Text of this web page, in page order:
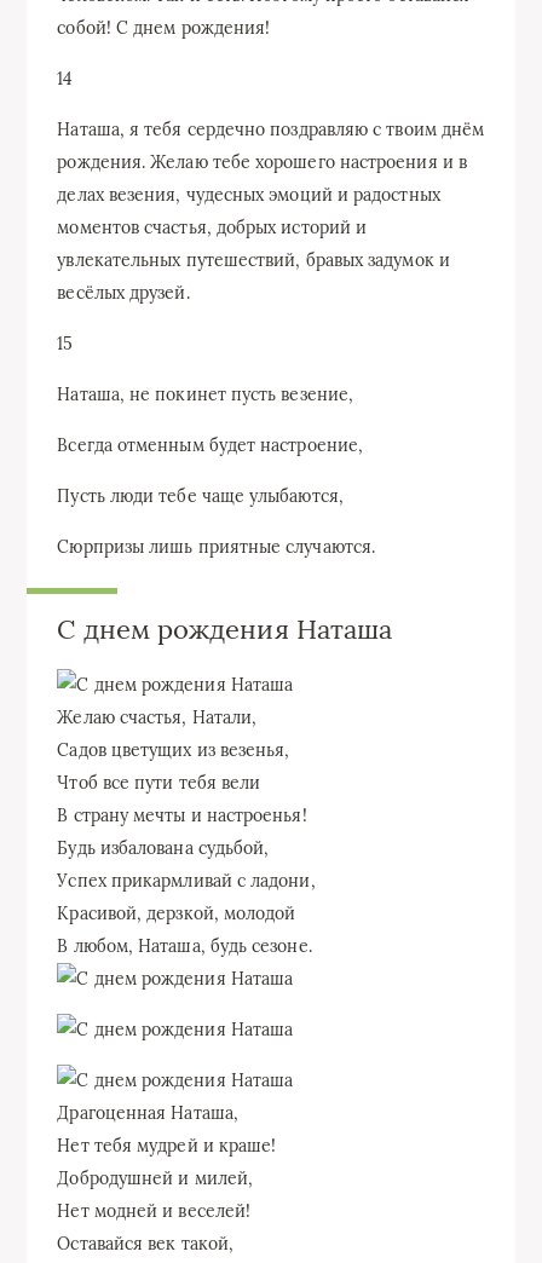
собой! С днем рождения!
14
Наташа, я тебя сердечно поздравляю с твоим днём
рождения. Желаю тебе хорошего настроения и в
делах везения, чудесных эмоций и радостных
моментов счастья, добрых историй и
увлекательных путешествий, бравых задумок и
весёлых друзей.
15
Наташа, не покинет пусть везение,
Всегда отменным будет настроение,
Пусть люди тебе чаще улыбаются,
Сюрпризы лишь приятные случаются.
С днем рождения Наташа
Желаю счастья, Натали,
Садов цветущих из везенья,
Чтоб все пути тебя вели
В страну мечты и настроенья!
Будь избалована судьбой,
Успех прикармливай с ладони,
Красивой, дерзкой, молодой
В любом, Наташа, будь сезоне.
Драгоценная Наташа,
Нет тебя мудрей и краше!
Добродушней и милей,
Нет модней и веселей!
Оставайся век такой,